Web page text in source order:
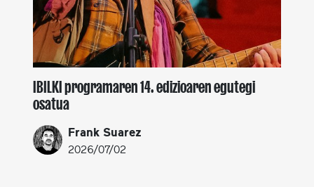
IBILKI programaren 14. edizioaren egutegi
osatua
Frank Suarez
2026/07/02